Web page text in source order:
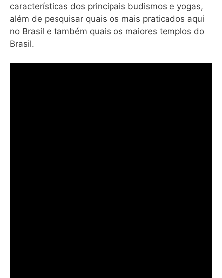
características dos principais budismos e yogas,
além de pesquisar quais os mais praticados aqui
no Brasil e também quais os maiores templos do
Brasil.